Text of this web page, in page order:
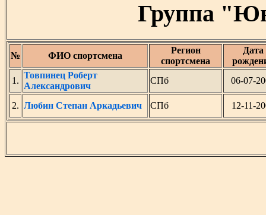
Группа
№ ФИО спортсмена
Регион
спортсмена
Дата
1.
Товпинец Роберт
Александрович
СПб 06-07-
2. Любин Степан Аркадьевич СПб 12-11-